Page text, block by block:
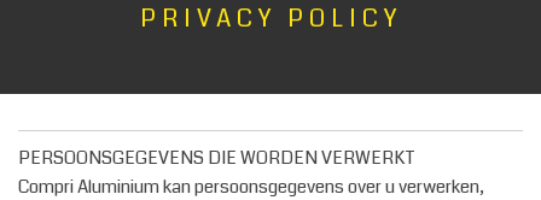
PRIVACY POLICY
PERSOONSGEGEVENS DIE WORDEN VERWERKT
Compri Aluminium kan persoonsgegevens over u verwerken,